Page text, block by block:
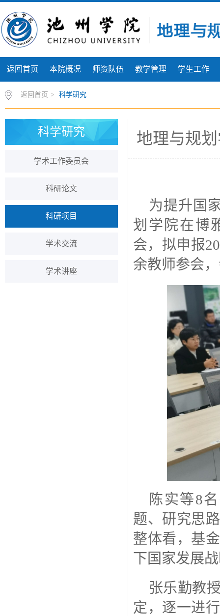
返回首页 本院概况 师资队伍 教学管理 学生工作
返回首页 > 科学研究
科学研究
学术工作委员会
科研论文
科研项目
学术交流
学术讲座
地理与规
为提升国
划学院在博
会，拟申报
余教师参会
陈实等8
题、研究思
整体看，基
下国家发展
张乐勤教
定，逐一进